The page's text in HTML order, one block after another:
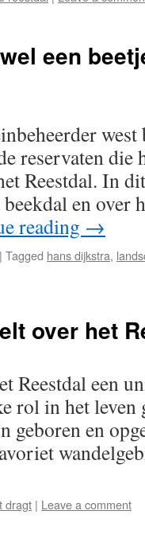
een
west
reservaten die
Reestdal. In
en over
reading →
| Tagged hans dijkstra,
over het
Reestdal een
rol in het leven
geboren en
dragt | Leave a comment